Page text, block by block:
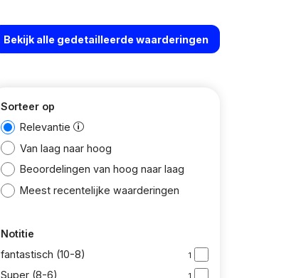
Bekijk alle gedetailleerde waarderingen
Sorteer op
Relevantie
Van laag naar hoog
Beoordelingen van hoog naar laag
Meest recentelijke waarderingen
Notitie
fantastisch (10-8)
1
Super (8-6)